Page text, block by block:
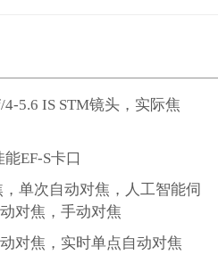
5.6 IS STM镜头，实际焦
EF-S卡口
单次自动对焦，人工智能伺
对焦，手动对焦
对焦，实时单点自动对焦